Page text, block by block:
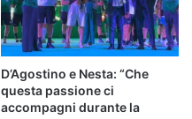
D’Agostino e Nesta: “Che
questa passione ci
accompagni durante la